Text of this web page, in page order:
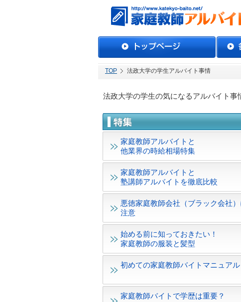
TOP 法政大学の学生アルバイト事情
法政大学の学生の気になるアルバイト事
家庭教師アルバイトと
他業界の時給相場特集
家庭教師アルバイトと
塾講師アルバイトを徹底比較
悪徳家庭教師会社（ブラック会社）
注意
始める前に知っておきたい！
家庭教師の服装と髪型
初めての家庭教師バイトマニュアル
家庭教師バイトで学歴は重要？